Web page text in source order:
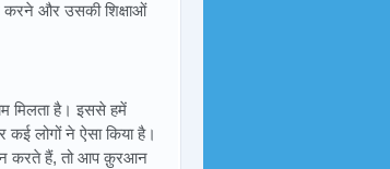
करने और उसकी शिक्षाओं
मिलता है। इससे हमें
लोगों ने ऐसा किया है।
करते हैं, तो आप क़ुरआन